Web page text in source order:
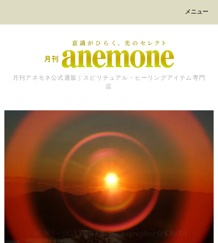
メニュー
月刊アネモネ公式通販｜スピリチュアル・ヒーリングアイテム専門
店